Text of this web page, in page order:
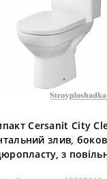
Cersanit City
злив,
з